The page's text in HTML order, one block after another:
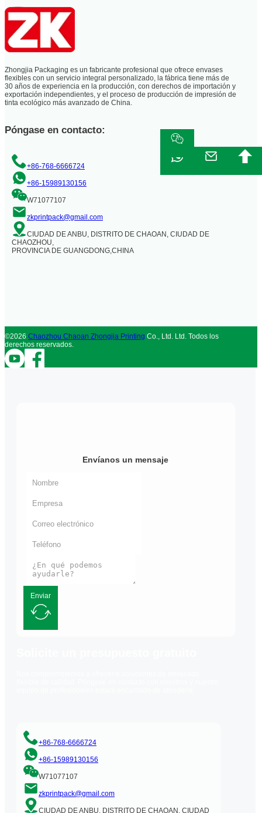
Zhongjia Packaging es un fabricante profesional que ofrece envases
flexibles con un servicio integral personalizado, la fábrica tiene más de
30 años de experiencia en la producción, con derechos de importación y
exportación independientes, y el proceso de producción de impresión de
tinta ecológico más avanzado de China.
Póngase en contacto:
+86-768-6666724
+86-15989130156
W71077107
zkprintpack@gmail.com
CIUDAD DE ANBU, DISTRITO DE CHAOAN, CIUDAD DE
CHAOZHOU,
PROVINCIA DE GUANGDONG,CHINA
©2026 Chaozhou Chaoan Zhongjia Printing Co., Ltd. Ltd. Todos los
derechos reservados.
Envíanos un mensaje
Enviar
+86-768-6666724
+86-15989130156
W71077107
zkprintpack@gmail.com
CIUDAD DE ANBU, DISTRITO DE CHAOAN, CIUDAD